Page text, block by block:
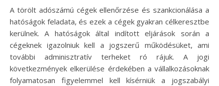
A törölt adószámú cégek ellenőrzése és szankcionálása a
hatóságok feladata, és ezek a cégek gyakran célkeresztbe
kerülnek. A hatóságok által indított eljárások során a
cégeknek igazolniuk kell a jogszerű működésüket, ami
további adminisztratív terheket ró rájuk. A jogi
következmények elkerülése érdekében a vállalkozásoknak
folyamatosan figyelemmel kell kísérniük a jogszabályi